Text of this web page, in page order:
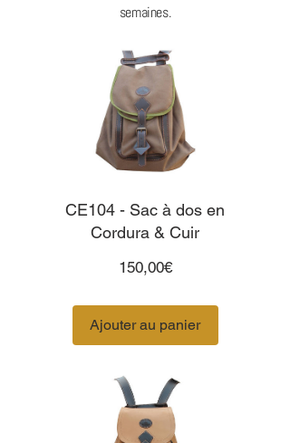
semaines.
CE104 - Sac à dos en
Cordura & Cuir
150,00€Prix
Ajouter au panier